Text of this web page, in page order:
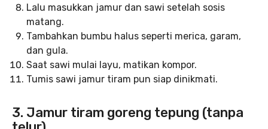
Lalu masukkan jamur dan sawi setelah sosis
matang.
Tambahkan bumbu halus seperti merica, garam,
dan gula.
Saat sawi mulai layu, matikan kompor.
Tumis sawi jamur tiram pun siap dinikmati.
3. Jamur tiram goreng tepung (tanpa